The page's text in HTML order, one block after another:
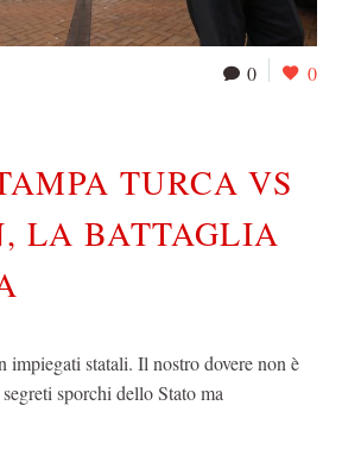
0 0
TURCA VS
LA BATTAGLIA
impiegati statali. Il nostro dovere non è
sporchi dello Stato ma